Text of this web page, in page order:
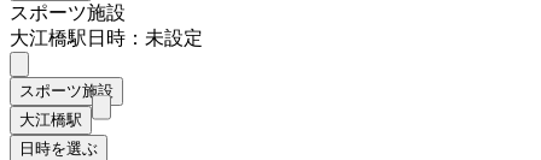
スポーツ施設
大江橋駅日時：未設定
スポーツ施設
大江橋駅
日時を選ぶ